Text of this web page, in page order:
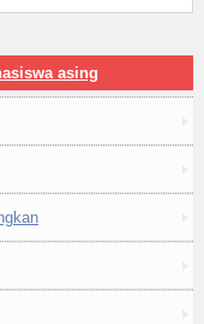
asing